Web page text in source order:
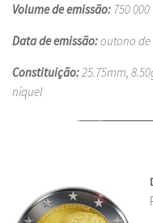
Volume de emissão: 750 000
Data de emissão:outono de
Constituição: 25.75mm,
níquel